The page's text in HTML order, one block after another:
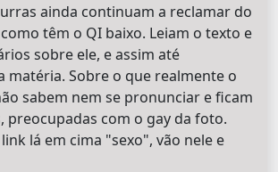
ainda continuam a reclamar do
têm o QI baixo. Leiam o texto e
sobre ele, e assim até
matéria. Sobre o que realmente o
sabem nem se pronunciar e ficam
preocupadas com o gay da foto.
lá em cima "sexo", vão nele e